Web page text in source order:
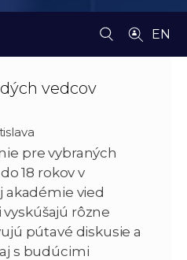
EN
vedcov
pre vybraných
18 rokov v
akadémie vied
vyskúšajú rôzne
pútavé diskusie a
s budúcimi